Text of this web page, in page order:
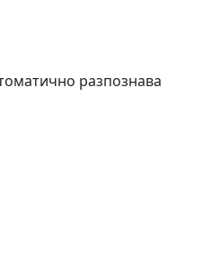
разпознава